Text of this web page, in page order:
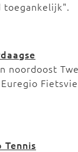
toegankelijk".
noordoost
Tennis